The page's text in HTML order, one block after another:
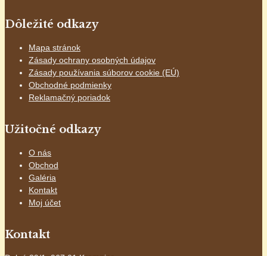
Dôležité odkazy
Mapa stránok
Zásady ochrany osobných údajov
Zásady používania súborov cookie (EÚ)
Obchodné podmienky
Reklamačný poriadok
Užitočné odkazy
O nás
Obchod
Galéria
Kontakt
Moj účet
Kontakt